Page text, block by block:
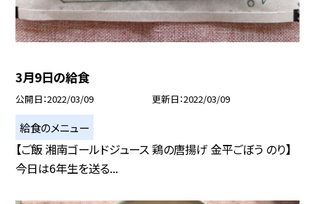
3月9日の給食
公開日 2022/03/09 更新日 2022/03/09
給食のメニュー
【ご飯 湘南ゴールドジュース 鶏の唐揚げ 金平ごぼう のり】
今日は6年生を送る...